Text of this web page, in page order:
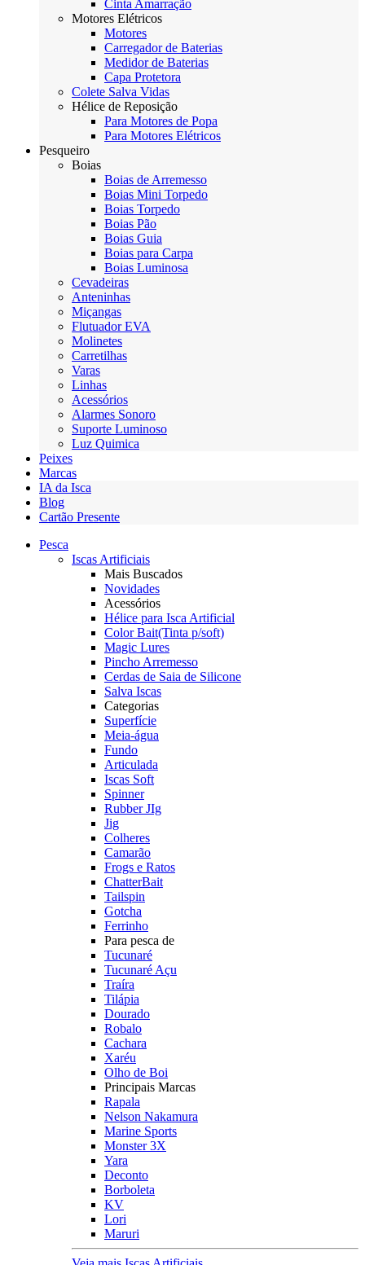
Cinta Amarração
Motores Elétricos
Motores
Carregador de Baterias
Medidor de Baterias
Capa Protetora
Colete Salva Vidas
Hélice de Reposição
Para Motores de Popa
Para Motores Elétricos
Pesqueiro
Boias
Boias de Arremesso
Boias Mini Torpedo
Boias Torpedo
Boias Pão
Boias Guia
Boias para Carpa
Boias Luminosa
Cevadeiras
Anteninhas
Miçangas
Flutuador EVA
Molinetes
Carretilhas
Varas
Linhas
Acessórios
Alarmes Sonoro
Suporte Luminoso
Luz Quimica
Peixes
Marcas
IA da Isca
Blog
Cartão Presente
Pesca
Iscas Artificiais
Mais Buscados
Novidades
Acessórios
Hélice para Isca Artificial
Color Bait(Tinta p/soft)
Magic Lures
Pincho Arremesso
Cerdas de Saia de Silicone
Salva Iscas
Categorias
Superfície
Meia-água
Fundo
Articulada
Iscas Soft
Spinner
Rubber JIg
Jig
Colheres
Camarão
Frogs e Ratos
ChatterBait
Tailspin
Gotcha
Ferrinho
Para pesca de
Tucunaré
Tucunaré Açu
Traíra
Tilápia
Dourado
Robalo
Cachara
Xaréu
Olho de Boi
Principais Marcas
Rapala
Nelson Nakamura
Marine Sports
Monster 3X
Yara
Deconto
Borboleta
KV
Lori
Maruri